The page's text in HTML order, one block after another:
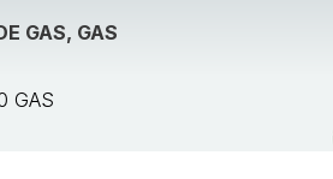
GAS, GAS
GAS